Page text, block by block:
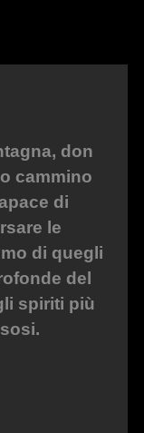
don
cammino
di
le
di quegli
del
spiriti più